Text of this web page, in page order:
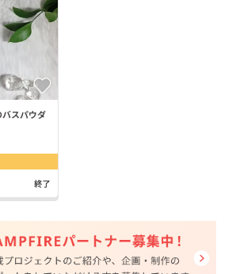
スパウダ
終了